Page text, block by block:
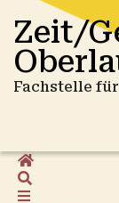
Zeit/
Fachstelle
Home